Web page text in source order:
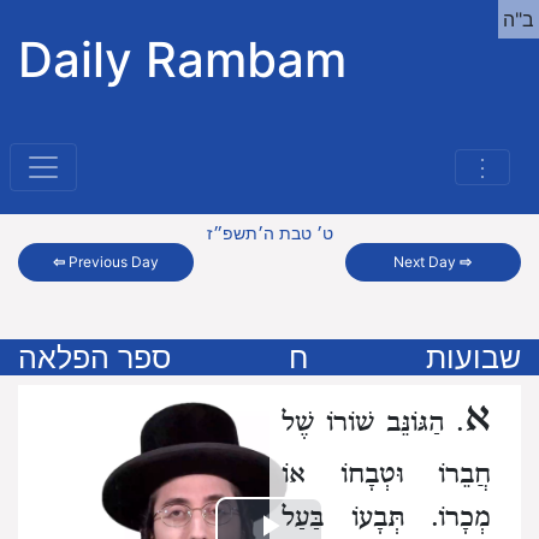
Daily Rambam
⋮
ב"ה
⇦ Previous Day
ט׳ טבת ה׳תשפ״ז
Next Day⇨
שבועות ח ספר הפלאה
א. הַגּוֹנֵּב שׁוֹרוֹ שֶׁל
חֲבֵרוֹ וּטְבָחוֹ אוֹ
מְכָרוֹ.
תְּבָעוֹ בַּעַל